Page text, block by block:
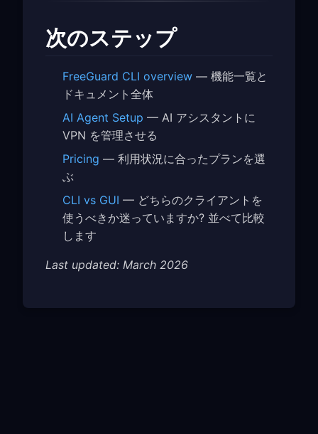
次のステップ
FreeGuard CLI overview — 機能一覧と
ドキュメント全体
AI Agent Setup — AI アシスタントに
VPN を管理させる
Pricing — 利用状況に合ったプランを選
ぶ
CLI vs GUI — どちらのクライアントを
使うべきか迷っていますか? 並べて比較
します
Last updated: March 2026